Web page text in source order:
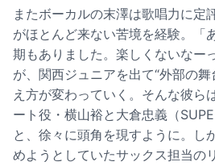
またボーカルの末澤は歌唱力に定
がほとんど来ない苦境を経験。「
期もありました。楽しくないな
が、関西ジュニアを出て“外部の
え方が変わっていく。そんな彼ら
ート役・横山裕と大倉忠義（
と、徐々に頭角を現すように。し
めようとしていたサックス担当の